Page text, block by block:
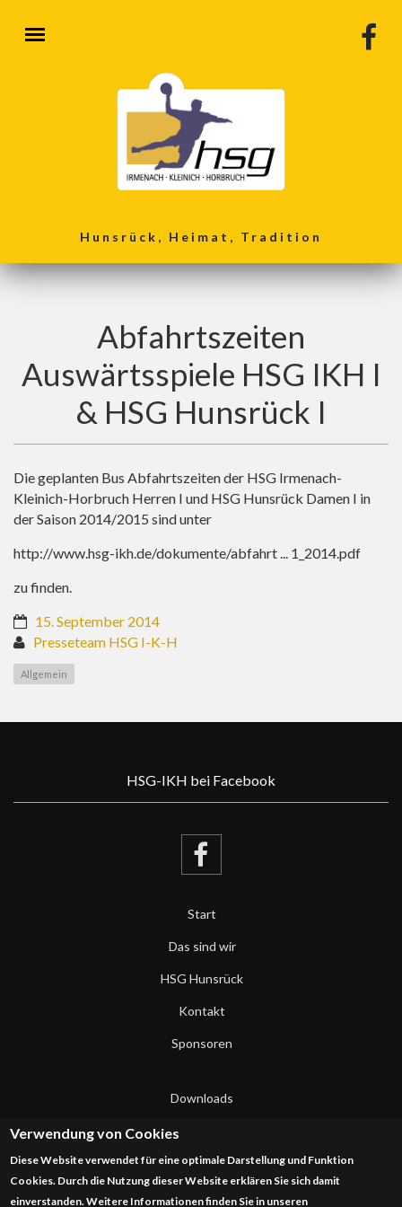
Hunsrück, Heimat, Tradition
Abfahrtszeiten
Auswärtsspiele HSG IKH I
& HSG Hunsrück I
Die geplanten Bus Abfahrtszeiten der HSG Irmenach-
Kleinich-Horbruch Herren I und HSG Hunsrück Damen I in
der Saison 2014/2015 sind unter
http://www.hsg-ikh.de/dokumente/abfahrt ... 1_2014.pdf
zu finden.
15. September 2014
Presseteam HSG I-K-H
Allgemein
HSG-IKH bei Facebook
Start
Das sind wir
HSG Hunsrück
Kontakt
Sponsoren
Downloads
Datenschutzerklärung
Impressum
Verwendung von Cookies
Diese Website verwendet für eine optimale Darstellung und Funktion
Cookies. Durch die Nutzung dieser Website erklären Sie sich damit
einverstanden. Weitere Informationen finden Sie in unseren